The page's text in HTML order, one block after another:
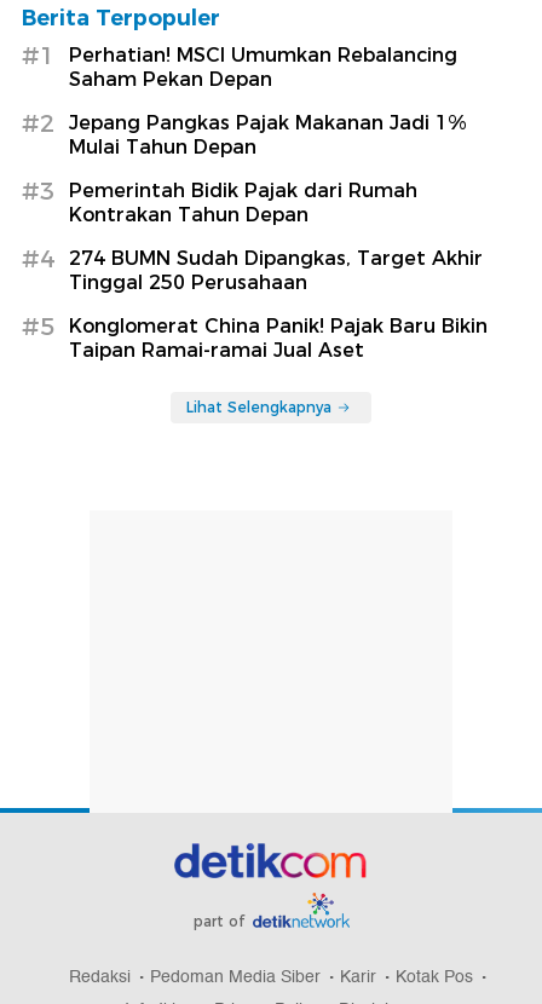
Berita Terpopuler
#1
Perhatian! MSCI Umumkan Rebalancing
Saham Pekan Depan
#2
Jepang Pangkas Pajak Makanan Jadi 1%
Mulai Tahun Depan
#3
Pemerintah Bidik Pajak dari Rumah
Kontrakan Tahun Depan
#4
274 BUMN Sudah Dipangkas, Target Akhir
Tinggal 250 Perusahaan
#5
Konglomerat China Panik! Pajak Baru Bikin
Taipan Ramai-ramai Jual Aset
Lihat Selengkapnya
part of
Redaksi Pedoman Media Siber Karir
Kotak Pos